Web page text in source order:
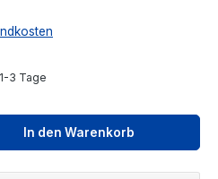
3 Tage
den
In den Warenkorb